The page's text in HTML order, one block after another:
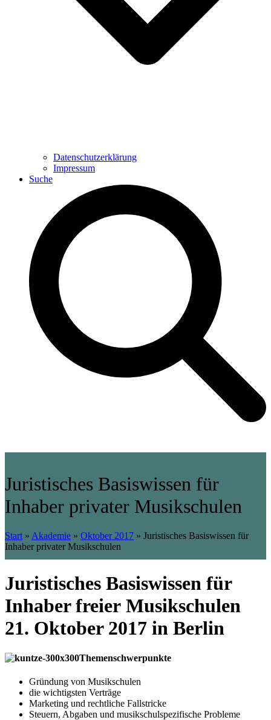
Datenschutzerklärung
Impressum
Suche
Juristisches Basiswissen für
Inhaber privater Musikschulen
Start » Akademie » Oktober 2017 » Juristisches Basiswissen für
Inhaber privater Musikschulen
Juristisches Basiswissen für
Inhaber freier Musikschulen
21. Oktober 2017 in Berlin
Themenschwerpunkte
Gründung von Musikschulen
die wichtigsten Verträge
Marketing und rechtliche Fallstricke
Steuern, Abgaben und musikschulspezifische Probleme